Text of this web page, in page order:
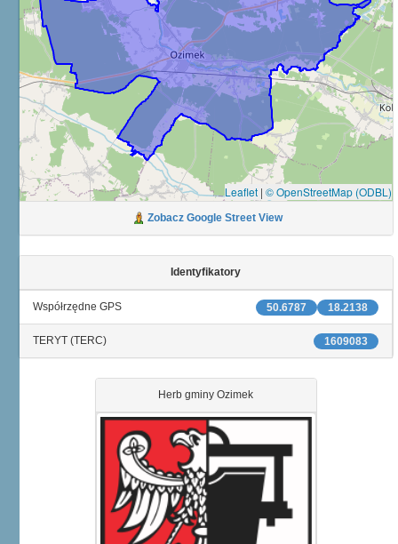
Leaflet | © OpenStreetMap (ODBL)
Zobacz Google Street View
Identyfikatory
18.2138
50.6787
Współrzędne GPS
TERYT (TERC) 1609083
Herb gminy Ozimek